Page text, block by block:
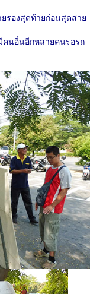
รองสุดท้ายก่อนสุดสาย
คนอื่นอีกหลายคนรอรถ